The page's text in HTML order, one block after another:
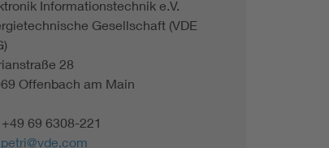
Informationstechnik e.V.
Gesellschaft (VDE
28
Offenbach am Main
+49 69 6308-221